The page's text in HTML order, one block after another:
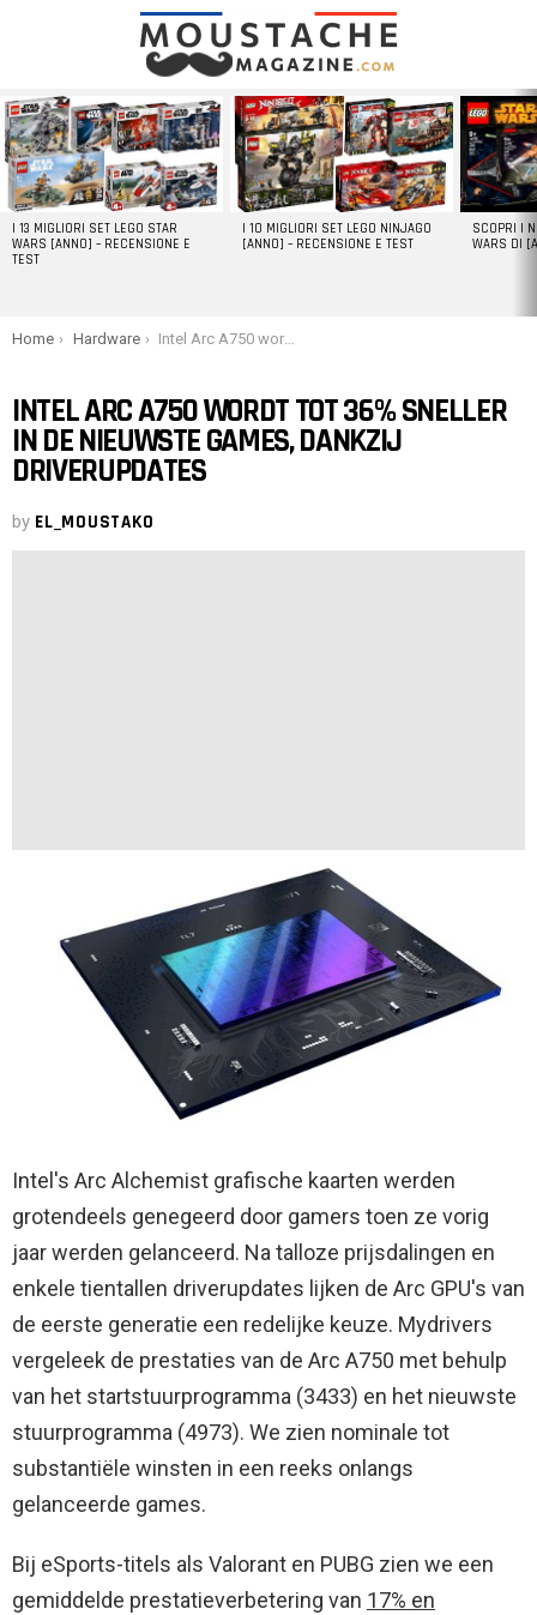
LATEST
STORIES
I 13 MIGLIORI SET LEGO STAR
WARS [ANNO] – RECENSIONE E
TEST
I 10 MIGLIORI SET LEGO NINJAGO
[ANNO] – RECENSIONE E TEST
SCOPRI I
WARS DI
You are here:
Home Hardware Intel Arc A750 wordt tot 36% sneller in de nieuwste games, dankzij driverupdates
INTEL ARC A750 WORDT TOT 36% SNELLER
IN DE NIEUWSTE GAMES, DANKZIJ
DRIVERUPDATES
by EL_MOUSTAKO
Intel's Arc Alchemist grafische kaarten werden
grotendeels genegeerd door gamers toen ze vorig
jaar werden gelanceerd. Na talloze prijsdalingen en
enkele tientallen driverupdates lijken de Arc GPU's van
de eerste generatie een redelijke keuze. Mydrivers
vergeleek de prestaties van de Arc A750 met behulp
van het startstuurprogramma (3433) en het nieuwste
stuurprogramma (4973). We zien nominale tot
substantiële winsten in een reeks onlangs
gelanceerde games.
Bij eSports-titels als Valorant en PUBG zien we een
gemiddelde prestatieverbetering van 17% en